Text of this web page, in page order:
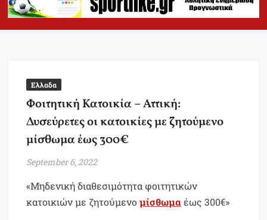
Ελλαδα
Φοιτητική Κατοικία – Αττική:
Δυσεύρετες οι κατοικίες με ζητούμενο
μίσθωμα έως 300€
September 6, 2022
«Μηδενική διαθεσιμότητα φοιτητικών
κατοικιών με ζητούμενομίσθωμα έως 300€»